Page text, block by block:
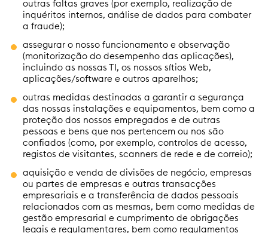
outras faltas graves (por exemplo, realização de
inquéritos internos, análise de dados para combater
a fraude);
assegurar o nosso funcionamento e observação
(monitorização do desempenho das aplicações),
incluindo as nossas TI, os nossos sítios Web,
aplicações/software e outros aparelhos;
outras medidas destinadas a garantir a segurança
das nossas instalações e equipamentos, bem como a
proteção dos nossos empregados e de outras
pessoas e bens que nos pertencem ou nos são
confiados (como, por exemplo, controlos de acesso,
registos de visitantes, scanners de rede e de correio);
aquisição e venda de divisões de negócio, empresas
ou partes de empresas e outras transacções
empresariais e a transferência de dados pessoais
relacionados com as mesmas, bem como medidas de
gestão empresarial e cumprimento de obrigações
legais e regulamentares, bem como regulamentos